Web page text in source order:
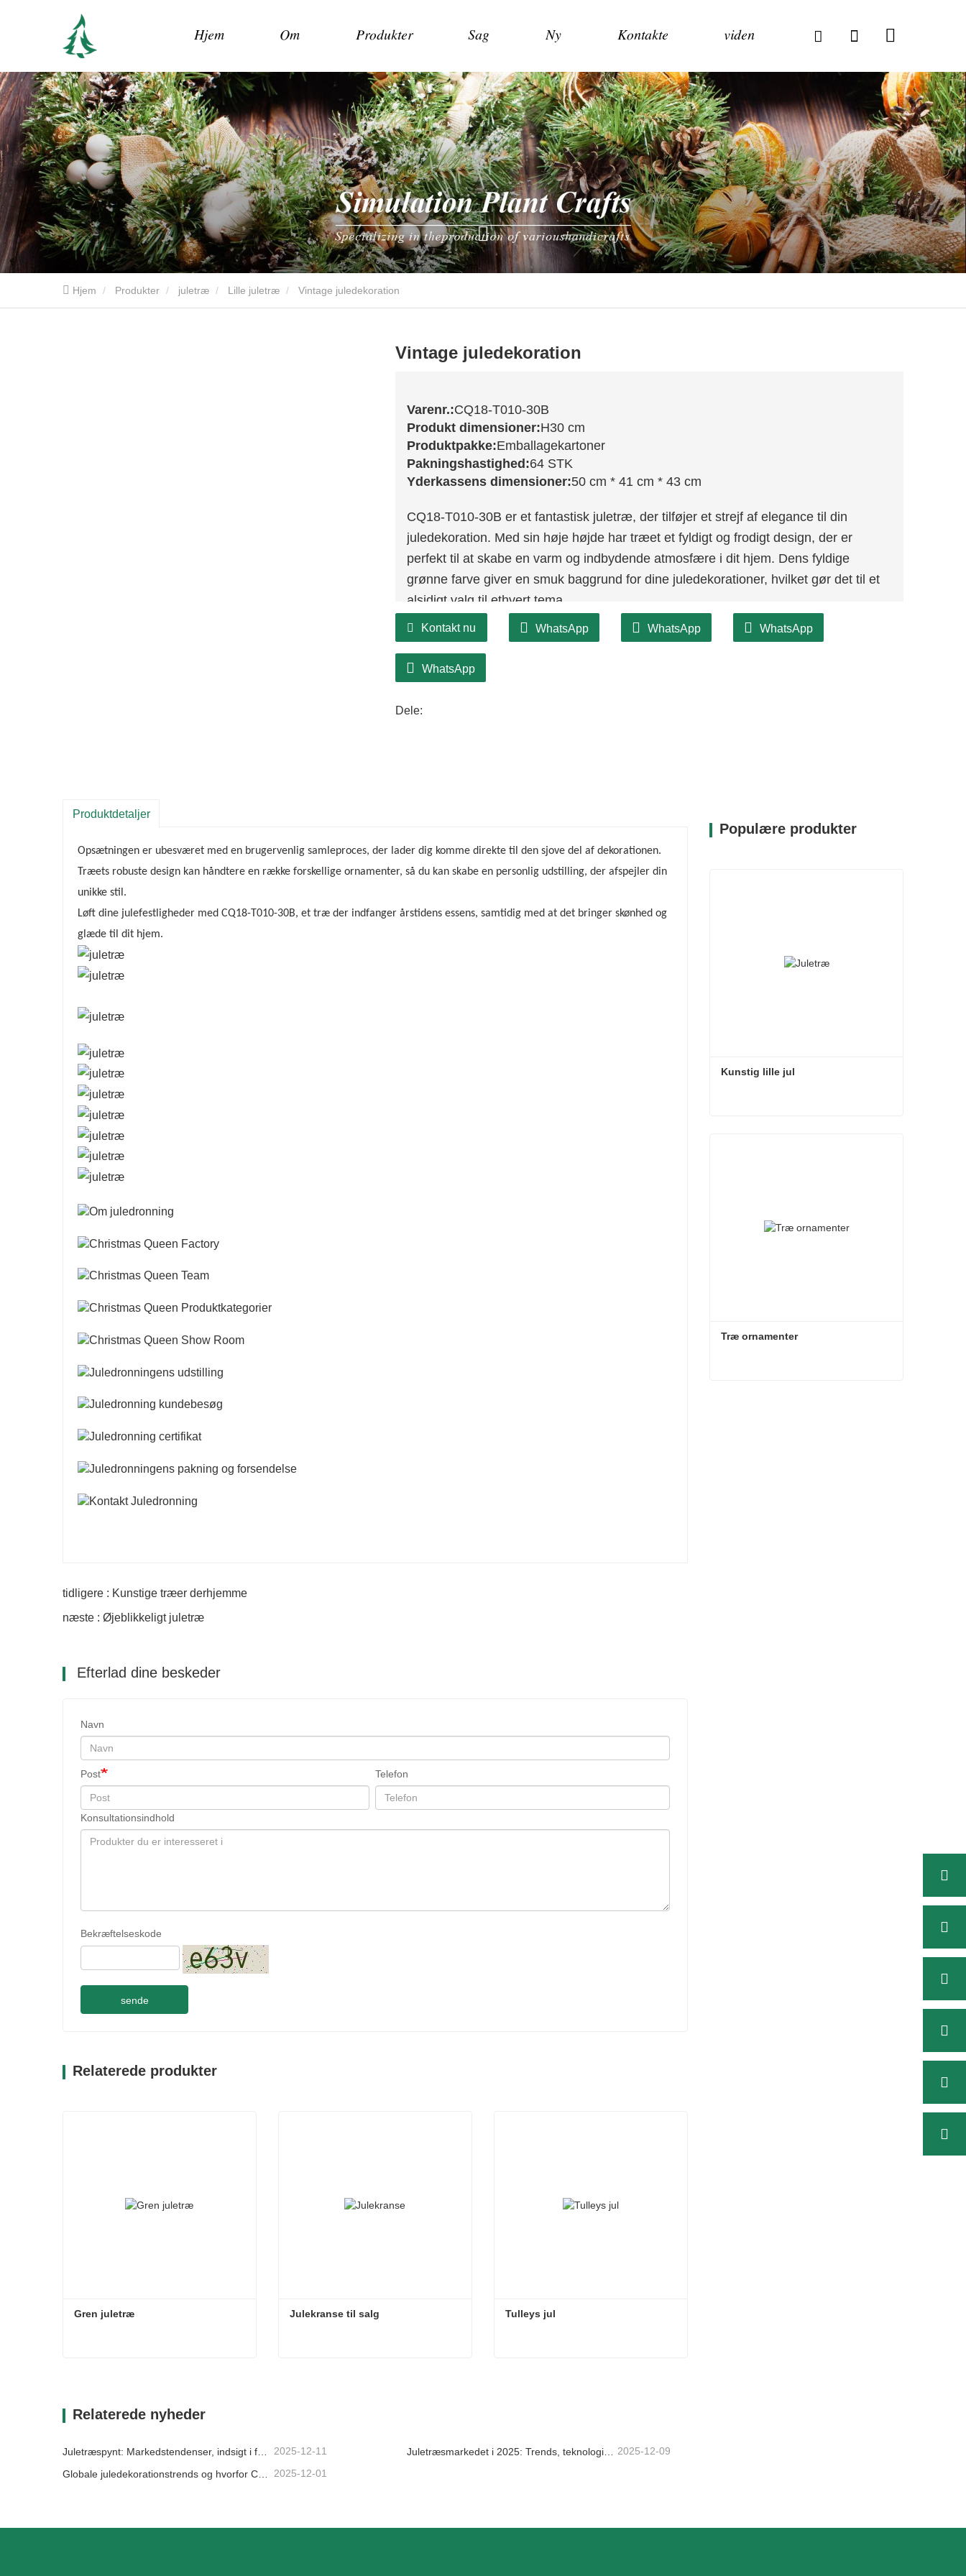
Hjem Om Produkter Sag Ny Kontakte viden
Hjem Produkter juletræ Lille juletræ Vintage juledekoration
Vintage juledekoration
Varenr.:CQ18-T010-30B
Produkt dimensioner:H30 cm
Produktpakke:Emballagekartoner
Pakningshastighed:64 STK
Yderkassens dimensioner:50 cm * 41 cm * 43 cm
CQ18-T010-30B er et fantastisk juletræ, der tilføjer et strejf af elegance til din
juledekoration. Med sin høje højde har træet et fyldigt og frodigt design, der er
perfekt til at skabe en varm og indbydende atmosfære i dit hjem. Dens fyldige
grønne farve giver en smuk baggrund for dine juledekorationer, hvilket gør det til et
alsidigt valg til ethvert tema.
Dette træ er fremstillet af slidstærke materialer, der sikrer lang levetid, så du kan
nyde dets skønhed i mange sæsoner. De realistiske grene er designet til at holde
deres form og giver rigelig plads til dine yndlingspynt og -lys. Uanset om du
foretrækker et klassisk eller moderne ferielook, kan CQ18-T010-30B imødekomme
dine designpræferencer.
Kontakt nu WhatsApp WhatsApp WhatsApp
WhatsApp
Dele:
Produktdetaljer
Opsætningen er ubesværet med en brugervenlig samleproces, der lader dig komme direkte til den sjove del af dekorationen.
Træets robuste design kan håndtere en række forskellige ornamenter, så du kan skabe en personlig udstilling, der afspejler din
unikke stil.
Løft dine julefestligheder med CQ18-T010-30B, et træ der indfanger årstidens essens, samtidig med at det bringer skønhed og
glæde til dit hjem.
tidligere : Kunstige træer derhjemme
næste : Øjeblikkeligt juletræ
Efterlad dine beskeder
Navn
Post Telefon
Konsultationsindhold
Bekræftelseskode
sende
Relaterede produkter
Gren juletræ Julekranse til salg Tulleys jul
Relaterede nyheder
2025-12-11 Juletræsmarkedet i 2025: Trends, teknologier og indkøbsguide til B2B-købere 2025-12-09
Globale juledekorationstrends og hvorfor Christmas Queen fortsat fører an på markedet 2025-12-01
Populære produkter
Kunstig lille jul
Træ ornamenter